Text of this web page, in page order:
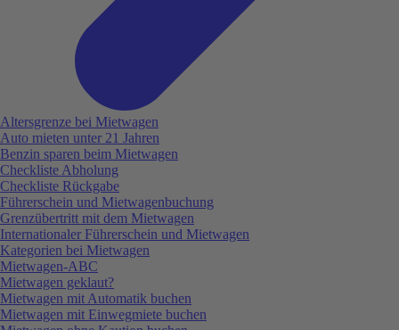
Altersgrenze bei Mietwagen
Auto mieten unter 21 Jahren
Benzin sparen beim Mietwagen
Checkliste Abholung
Checkliste Rückgabe
Führerschein und Mietwagenbuchung
Grenzübertritt mit dem Mietwagen
Internationaler Führerschein und Mietwagen
Kategorien bei Mietwagen
Mietwagen-ABC
Mietwagen geklaut?
Mietwagen mit Automatik buchen
Mietwagen mit Einwegmiete buchen